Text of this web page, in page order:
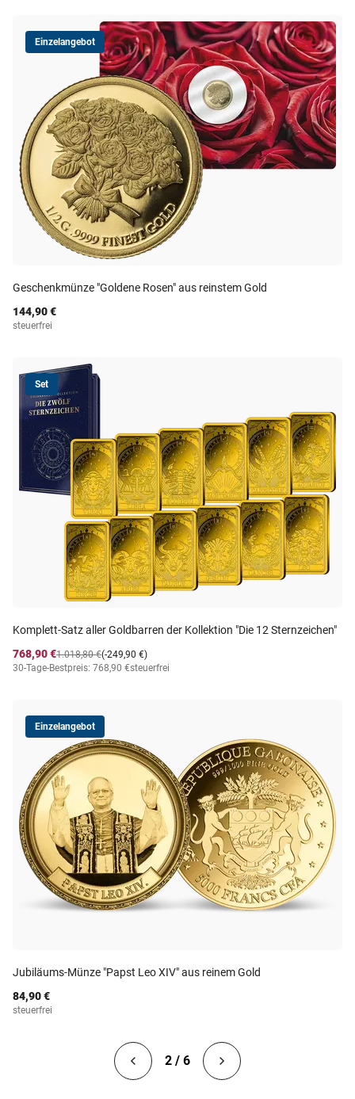
Einzelangebot
Geschenkmünze "Goldene Rosen" aus reinstem Gold
144,90 €
steuerfrei
Set
Komplett-Satz aller Goldbarren der Kollektion "Die 12 Sternzeichen"
768,90 €
(-249,90 €)
1.018,80 €
30-Tage-Bestpreis: 768,90 €steuerfrei
Einzelangebot
Jubiläums-Münze "Papst Leo XIV" aus reinem Gold
84,90 €
steuerfrei
2 / 6